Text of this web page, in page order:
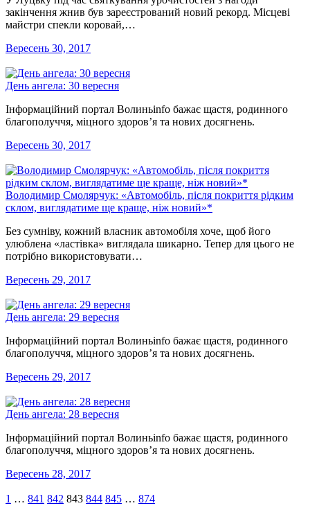
закінчення жнив був зареєстрований новий рекорд. Місцеві
майстри спекли коровай,…
Вересень 30, 2017
День ангела: 30 вересня
Інформаційний портал Волиньinfo бажає щастя, родинного
благополуччя, міцного здоров’я та нових досягнень.
Вересень 30, 2017
Володимир Смолярчук: «Автомобіль, після покриття рідким
склом, виглядатиме ще краще, ніж новий»*
Без сумніву, кожний власник автомобіля хоче, щоб його
улюблена «ластівка» виглядала шикарно. Тепер для цього не
потрібно використовувати…
Вересень 29, 2017
День ангела: 29 вересня
Інформаційний портал Волиньinfo бажає щастя, родинного
благополуччя, міцного здоров’я та нових досягнень.
Вересень 29, 2017
День ангела: 28 вересня
Інформаційний портал Волиньinfo бажає щастя, родинного
благополуччя, міцного здоров’я та нових досягнень.
Вересень 28, 2017
1 … 841 842 843 844 845 … 874